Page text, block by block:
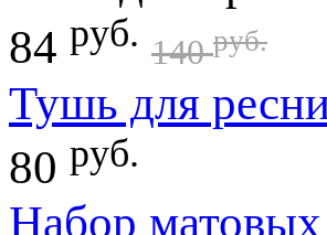
84 руб. 140руб.
Тушь для
80 руб.
Набор